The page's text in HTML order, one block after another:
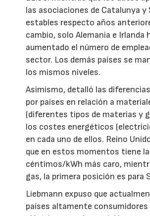
las asociaciones de Catalunya y
estables respecto años
cambio, solo Alemania e Irlanda
aumentado el número de
sector. Los demás países se
los mismos niveles.
Asimismo, detalló las
por países en relación a
(diferentes tipos de materias y
los costes energéticos
en cada uno de ellos. Reino
que en estos momentos tiene
céntimos/kWh más caro,
gas, la primera posición es para
Liebmann expuso que
países altamente consumidores